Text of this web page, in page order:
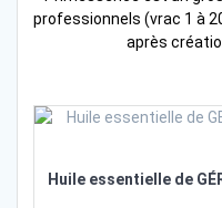
professionnels (vrac 1 à
après
Huile essentielle de